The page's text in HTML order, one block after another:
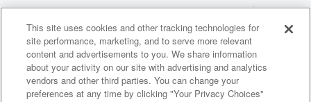
Help
Privacy Policy
Your Privacy Choices
Terms of Use
AdChoices
This site uses cookies and other tracking technologies for
site performance, marketing, and to serve more relevant
content and advertisements to you. We share information
about your activity on our site with advertising and analytics
vendors and other third parties. You can change your
preferences at any time by clicking "Your Privacy Choices"